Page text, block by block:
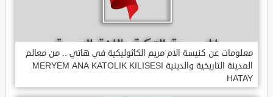
معلومات عن كنيسة الام مريم الكاثوليكية في هاتي .. من معالم
المدينة التاريخية والدينية MERYEM ANA KATOLIK KILISESI
HATAY